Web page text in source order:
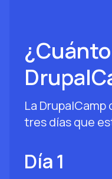
La DrupalCamp
tres días que
Día 1